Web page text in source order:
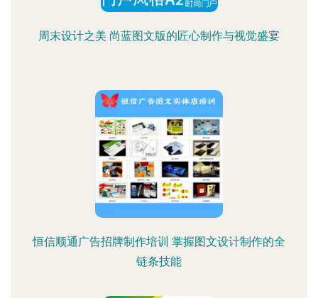
周末设计之美 尚蓝图文版的匠心制作与视觉盛宴
恒信顺通广告招牌制作培训 掌握图文设计制作的全
链条技能